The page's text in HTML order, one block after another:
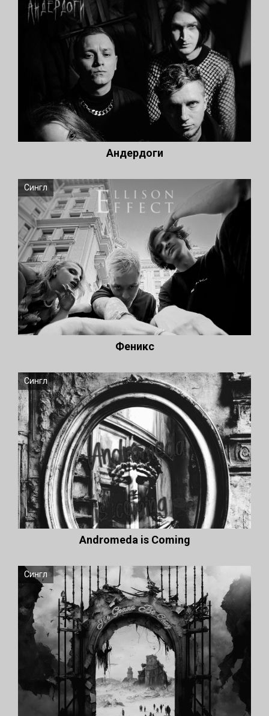
Андердоги
Сингл
Феникс
Сингл
Andromeda is Coming
Сингл